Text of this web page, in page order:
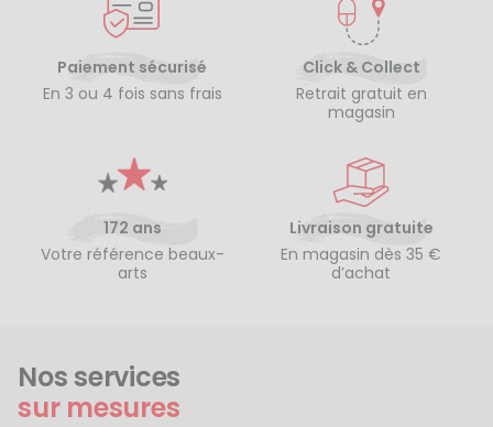
Paiement sécurisé
En 3 ou 4 fois sans frais
Click & Collect
Retrait gratuit en
magasin
172 ans
Votre référence beaux-
arts
Livraison gratuite
En magasin dès 35 €
d’achat
Nos services
sur mesures